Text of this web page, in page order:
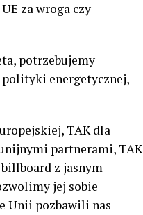
za wroga czy
potrzebujemy
energetycznej,
TAK dla
partnerami, TAK
z jasnym
jej sobie
Unii pozbawili nas